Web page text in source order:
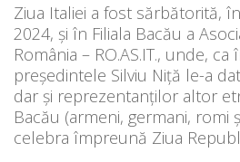
Ziua Italiei a fost sărbătorită,
2024, și în Filiala Bacău a
România – RO.AS.IT., unde, ca
președintele Silviu Niță le-a
dar și reprezentanților altor
Bacău (armeni, germani, romi
celebra împreună Ziua